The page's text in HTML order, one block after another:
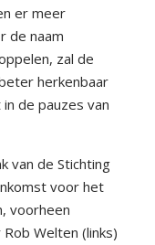
er meer
de naam
zal de
herkenbaar
de pauzes van
van de Stichting
voor het
voorheen
Welten (links)